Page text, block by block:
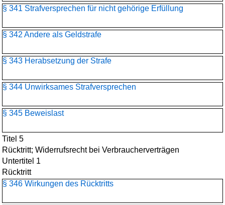
§ 341 Strafversprechen für nicht gehörige Erfüllung
§ 342 Andere als Geldstrafe
§ 343 Herabsetzung der Strafe
§ 344 Unwirksames Strafversprechen
§ 345 Beweislast
Titel 5
Rücktritt; Widerrufsrecht bei Verbraucherverträgen
Untertitel 1
Rücktritt
§ 346 Wirkungen des Rücktritts